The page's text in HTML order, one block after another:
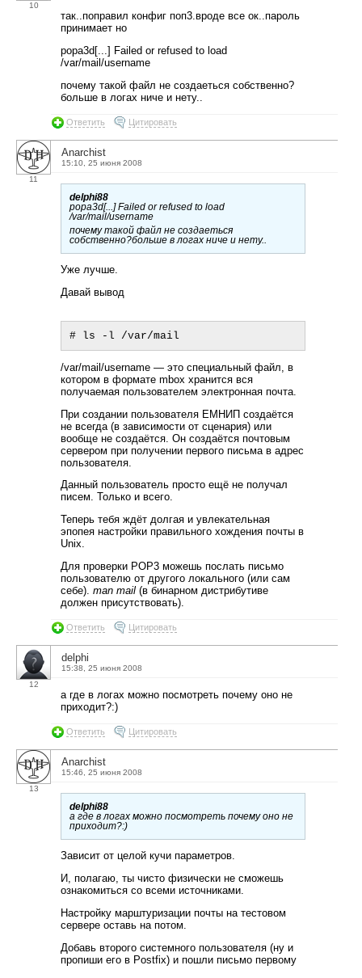
10
так..поправил конфиг поп3.вроде все ок..пароль
принимает но
popa3d[...] Failed or refused to load
/var/mail/usеrname
почему такой файл не создаеться собственно?
больше в логах ниче и нету..
Ответить Цитировать
11
Anarchist
15:10, 25 июня 2008
delphi88
popa3d[...] Failed or refused to load
/var/mail/usеrname
почему такой файл не создаеться
собственно?больше в логах ниче и нету..
Уже лучше.
Давай вывод
/var/mail/usеrname — это специальный файл, в
котором в формате mbox хранится вся
получаемая пользователем электронная почта.
При создании пользователя ЕМНИП создаётся
не всегда (в зависимости от сценария) или
вообще не создаётся. Он создаётся почтовым
сервером при получении первого письма в адрес
пользователя.
Данный пользователь просто ещё не получал
писем. Только и всего.
Теперь тебя ждёт долгая и увлекательная
эпопея настройки правильного хождения почты в
Unix.
Для проверки POP3 можешь послать письмо
пользователю от другого локального (или сам
себе). man mail (в бинарном дистрибутиве
должен присутствовать).
Ответить Цитировать
12
delphi
15:38, 25 июня 2008
а где в логах можно посмотреть почему оно не
приходит?:)
Ответить Цитировать
13
Anarchist
15:46, 25 июня 2008
delphi88
а где в логах можно посмотреть почему оно не
приходит?:)
Зависит от целой кучи параметров.
И, полагаю, ты чисто физически не сможешь
ознакомиться со всеми источниками.
Настройку марштуризации почты на тестовом
сервере оставь на потом.
Добавь второго системного пользователя (ну и
пропиши его в Postfix) и пошли письмо первому